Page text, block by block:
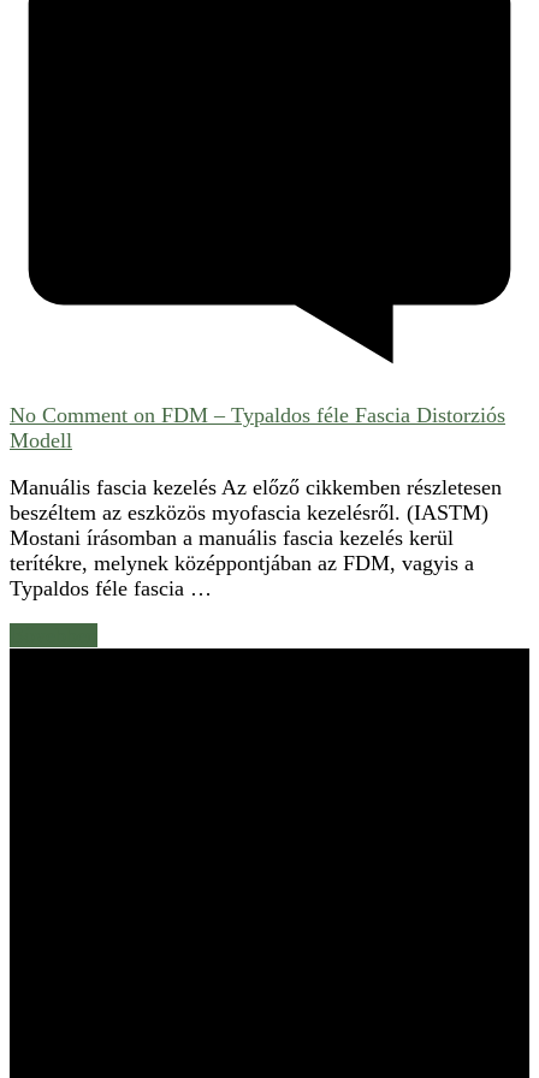
No Comment on FDM – Typaldos féle Fascia Distorziós
Modell
Manuális fascia kezelés Az előző cikkemben részletesen
beszéltem az eszközös myofascia kezelésről. (IASTM)
Mostani írásomban a manuális fascia kezelés kerül
terítékre, melynek középpontjában az FDM, vagyis a
Typaldos féle fascia …